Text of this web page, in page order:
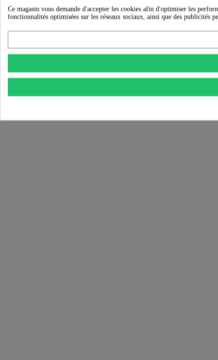
Ce magasin vous demande d'accepter les cookies afin d'optimiser les
fonctionnalités optimisées sur les réseaux sociaux, ainsi que des publicités